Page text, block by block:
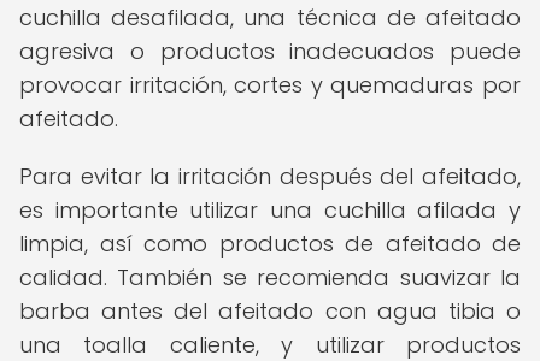
cuchilla desafilada, una técnica de afeitado
agresiva o productos inadecuados puede
provocar irritación, cortes y quemaduras por
afeitado.
Para evitar la irritación después del afeitado,
es importante utilizar una cuchilla afilada y
limpia, así como productos de afeitado de
calidad. También se recomienda suavizar la
barba antes del afeitado con agua tibia o
una toalla caliente, y utilizar productos